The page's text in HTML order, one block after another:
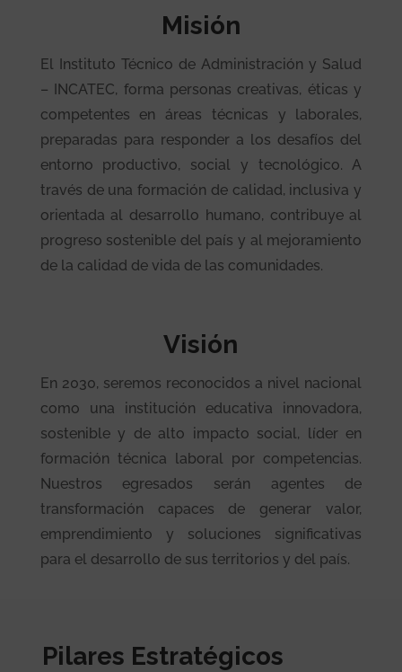
Misión
El Instituto Técnico de Administración y Salud
– INCATEC, forma personas creativas, éticas y
competentes en áreas técnicas y laborales,
preparadas para responder a los desafíos del
entorno productivo, social y tecnológico. A
través de una formación de calidad, inclusiva y
orientada al desarrollo humano, contribuye al
progreso sostenible del país y al mejoramiento
de la calidad de vida de las comunidades.
Visión
En 2030, seremos reconocidos a nivel nacional
como una institución educativa innovadora,
sostenible y de alto impacto social, líder en
formación técnica laboral por competencias.
Nuestros egresados serán agentes de
transformación capaces de generar valor,
emprendimiento y soluciones significativas
para el desarrollo de sus territorios y del país.
Pilares Estratégicos